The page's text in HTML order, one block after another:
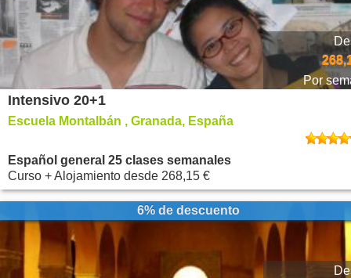
Por
Intensivo 20+1
Escuela Montalbán , Granada, España
Español general 25 clases semanales
Curso + Alojamiento desde 268,15 €
6% de descuento